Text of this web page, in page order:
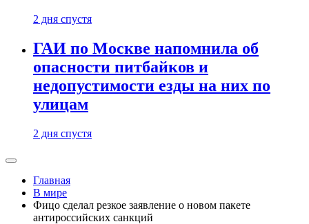
2 дня спустя
ГАИ по Москве напомнила об
опасности питбайков и
недопустимости езды на них по
улицам
2 дня спустя
Главная
В мире
Фицо сделал резкое заявление о новом пакете
антироссийских санкций